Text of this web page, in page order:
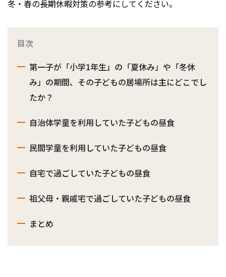
冬・春の長期休暇対策の参考にしてください。
目次
第一子が「小学1年生」の「夏休み」や「冬休
み」の期間、その子どもの居場所は主にどこでし
たか？
自治体学童を利用していた子どもの昼食
民間学童を利用していた子どもの昼食
自宅で過ごしていた子どもの昼食
祖父母・親戚宅で過ごしていた子どもの昼食
まとめ